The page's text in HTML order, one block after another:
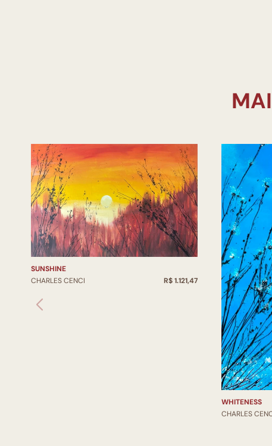
SUNSHINE
CHARLES CENCI
R$ 1.121,47
WHITENESS
CHARLES